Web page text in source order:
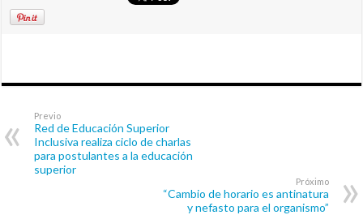
Previo
Red de Educación Superior
Inclusiva realiza ciclo de charlas
para postulantes a la educación
superior
Próximo
“Cambio de horario es antinatura
y nefasto para el organismo”